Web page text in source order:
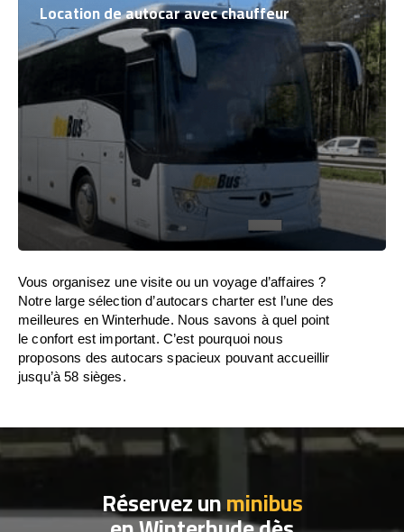
Location de autocar avec chauffeur
Vous organisez une visite ou un voyage d’affaires ?
Notre large sélection d’autocars charter est l’une des
meilleures en Winterhude. Nous savons à quel point
le confort est important. C’est pourquoi nous
proposons des autocars spacieux pouvant accueillir
jusqu’à 58 sièges.
Réservez unminibus